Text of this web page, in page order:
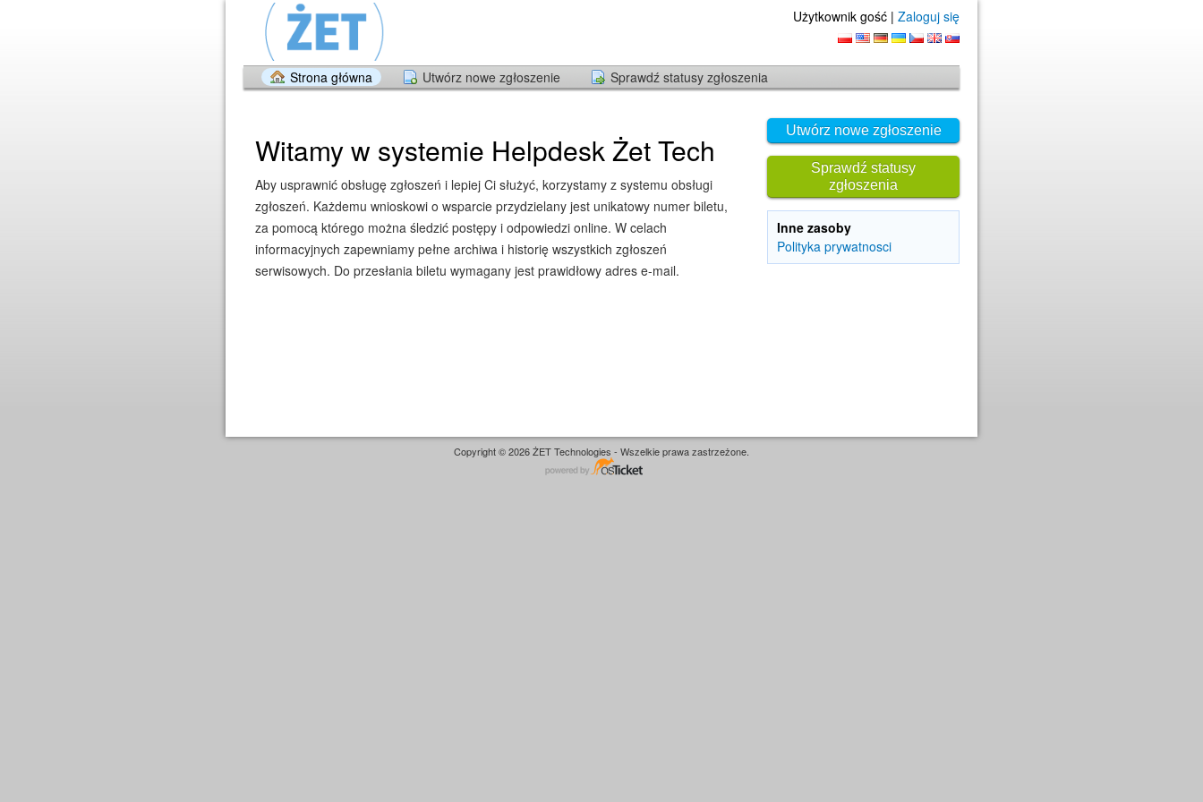
Użytkownik gość | Zaloguj się
Strona główna Utwórz nowe zgłoszenie Sprawdź statusy zgłoszenia
Utwórz nowe zgłoszenie
Sprawdź statusy
zgłoszenia
Inne zasoby
Polityka prywatnosci
Witamy w systemie Helpdesk Żet Tech
Aby usprawnić obsługę zgłoszeń i lepiej Ci służyć, korzystamy z systemu obsługi
zgłoszeń. Każdemu wnioskowi o wsparcie przydzielany jest unikatowy numer biletu,
za pomocą którego można śledzić postępy i odpowiedzi online. W celach
informacyjnych zapewniamy pełne archiwa i historię wszystkich zgłoszeń
serwisowych. Do przesłania biletu wymagany jest prawidłowy adres e-mail.
Copyright © 2026 ŻET Technologies - Wszelkie prawa zastrzeżone.